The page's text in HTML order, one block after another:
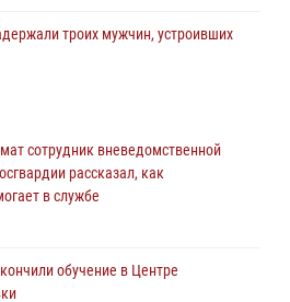
троих мужчин, устроивших
(видео)
мужчину, устроившего дебош
сотрудник вневедомственной
рассказал, как
в службе
обучение в Центре